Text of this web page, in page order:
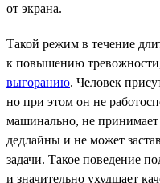
от экрана.
Такой режим в течение
к повышению
выгоранию. Человек
но при этом он не
машинально, не принимает
дедлайны и не может
задачи. Такое поведение
и значительно ухудшает